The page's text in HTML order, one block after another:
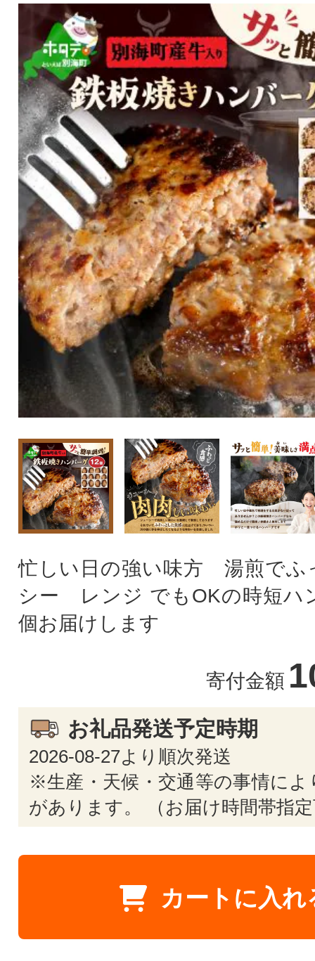
忙しい日の強い味方 湯煎でふ
シー レンジ でもOKの時短ハ
個お届けします
寄付金額
お礼品発送予定時期
2026-08-27より順次発送
※生産・天候・交通等の事情によ
があります。 （お届け時間帯指
カートに入れ